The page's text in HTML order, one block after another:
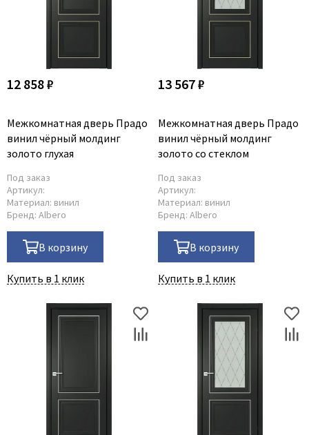
12 858 ₽
Межкомнатная дверь Прадо
винил чёрный молдинг
золото глухая
Под заказ
Артикул:
Материал: винил
Бренд: Albero
В корзину
Купить в 1 клик
13 567 ₽
Межкомнатная дверь Прадо
винил чёрный молдинг
золото со стеклом
Под заказ
Артикул:
Материал: винил
Бренд: Albero
В корзину
Купить в 1 клик